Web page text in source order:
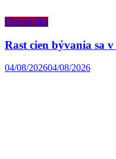
Ekonomika
Rast cien bývania sa
04/08/202604/08/2026